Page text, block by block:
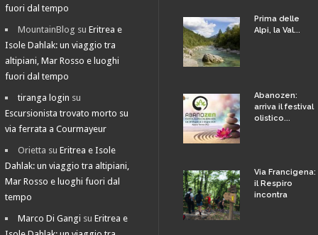
fuori dal tempo
MountainBlog suEritrea e
Isole Dahlak: un viaggio tra
altipiani, Mar Rosso e luoghi
fuori dal tempo
tiranga login su
Escursionista trovato morto su
via ferrata a Courmayeur
Orietta suEritrea e Isole
Dahlak: un viaggio tra altipiani,
Mar Rosso e luoghi fuori dal
tempo
Marco Di Gangi suEritrea e
Prima delle
Alpi, la Val...
Abanozen:
arriva il festival
olistico...
Via Francigena:
il Respiro
incontra